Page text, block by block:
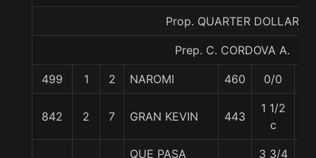
Prop. QUARTER DOLLAR
Prep. C. CORDOVA A.
499 1 2 NAROMI 460 0/0
842 2 7 GRAN KEVIN 443
1 1/2
c
QUE PASA
3 3/4